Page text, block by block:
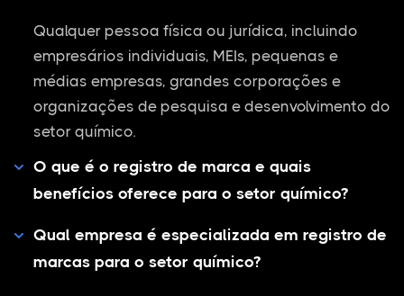
Qualquer pessoa física ou jurídica, incluindo
empresários individuais, MEIs, pequenas e
médias empresas, grandes corporações e
organizações de pesquisa e desenvolvimento do
setor químico.
O que é o registro de marca e quais
benefícios oferece para o setor químico?
Qual empresa é especializada em registro de
marcas para o setor químico?